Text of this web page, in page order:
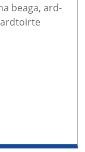
beaga, ard-